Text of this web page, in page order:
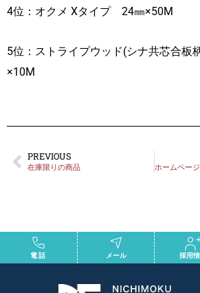
4位：オクメ Xタイプ 24㎜×50M
5位：ストライプウッド(シナ共芯合
×10M
PREVIOUS
在庫限りの商品
電話 メール 採用